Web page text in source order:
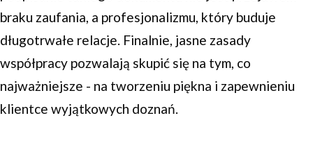
braku zaufania, a profesjonalizmu, który buduje
długotrwałe relacje. Finalnie, jasne zasady
współpracy pozwalają skupić się na tym, co
najważniejsze - na tworzeniu piękna i zapewnieniu
klientce wyjątkowych doznań.